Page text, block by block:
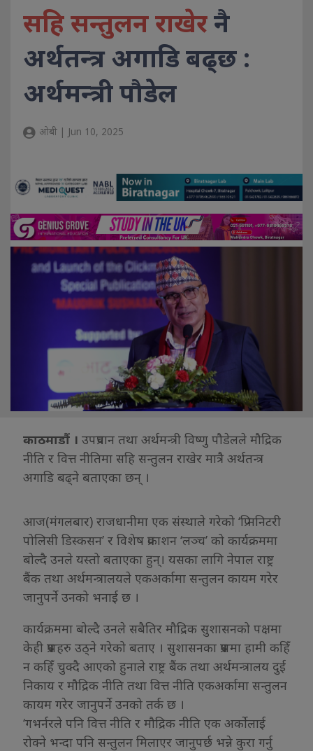
सहि सन्तुलन राखेरनै
अर्थतन्त्र अगाडि बढ्छ :
अर्थमन्त्री पौडेल
ओबी | Jun 10, 2025
काठमाडौं । उपप्रधान तथा अर्थमन्त्री विष्णु पौडेलले मौद्रिक
नीति र वित्त नीतिमा सहि सन्तुलन राखेर मात्रै अर्थतन्त्र
अगाडि बढ्ने बताएका छन् ।
आज(मंगलबार) राजधानीमा एक संस्थाले गरेको ‘प्रि मनिटरी
पोलिसी डिस्कसन’ र विशेष प्रकाशन ‘लञ्च’ को कार्यक्रममा
बोल्दै उनले यस्तो बताएका हुन्। यसका लागि नेपाल राष्ट्र
बैंक तथा अर्थमन्त्रालयले एकअर्कामा सन्तुलन कायम गरेर
जानुपर्ने उनको भनाई छ ।
कार्यक्रममा बोल्दै उनले सबैतिर मौद्रिक सुशासनको पक्षमा
केही प्रश्नहरु उठ्ने गरेको बताए । सुशासनका प्रश्नमा हामी कहिँ
न कहिँ चुक्दै आएको हुनाले राष्ट्र बैंक तथा अर्थमन्त्रालय दुई
निकाय र मौद्रिक नीति तथा वित्त नीति एकअर्कामा सन्तुलन
कायम गरेर जानुपर्ने उनको तर्क छ ।
‘गभर्नरले पनि वित्त नीति र मौद्रिक नीति एक अर्कोलाई
रोक्ने भन्दा पनि सन्तुलन मिलाएर जानुपर्छ भन्ने कुरा गर्नु